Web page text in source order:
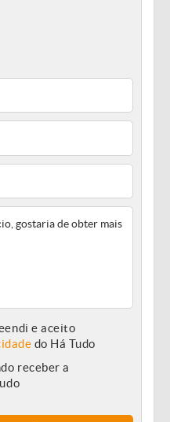
e aceito
do Há Tudo
receber a